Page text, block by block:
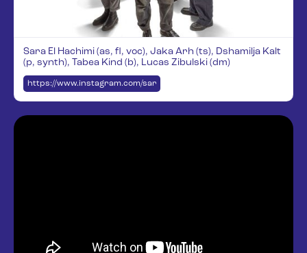
Sara El Hachimi (as, fl, voc), Jaka Arh (ts), Dshamilja Kalt
(p, synth), Tabea Kind (b), Lucas Zibulski (dm)
https://www.instagram.com/saraaishaelha/